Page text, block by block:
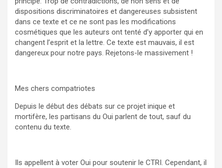
dispositions discriminatoires et dangereuses subsistent
dans ce texte et ce ne sont pas les modifications
cosmétiques que les auteurs ont tenté d’y apporter qui en
changent l’esprit et la lettre. Ce texte est mauvais, il est
dangereux pour notre pays. Rejetons-le massivement !
Mes chers compatriotes
Depuis le début des débats sur ce projet inique et
mortifère, les partisans du Oui parlent de tout, sauf du
contenu du texte.
Ils appellent à voter Oui pour soutenir le CTRI. Cependant, il